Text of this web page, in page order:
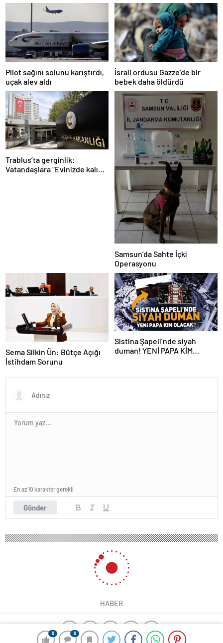
0 0
Pilot sağını solunu karıştırdı,
uçak alev aldı
İsrail ordusu Gazze’de bir
bebek daha öldürdü
Trablus’ta gerginlik:
Vatandaşlara “Evinizde kalın”
Samsun’da Sahte İçki
Operasyonu
Sema Silkin Ün: Bütçe Açığı
İstihdam Sorunu
Sistina Şapeli’nde siyah
duman! YENİ PAPA KİM
Gönder
En az 10 karakter gerekli
HABER